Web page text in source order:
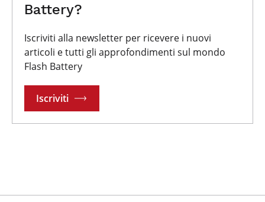
Battery?
Iscriviti alla newsletter per ricevere i nuovi
articoli e tutti gli approfondimenti sul mondo
Flash Battery
Iscriviti